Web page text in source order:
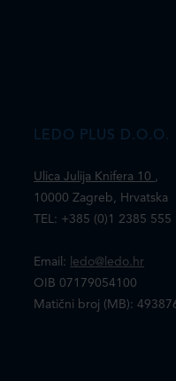
LEDO PLUS D.O.O.
Ulica Julija Knifera 10 ,
10000 Zagreb, Hrvatska
TEL: +385 (0)1 2385 555
Email:
ledo@ledo.hr
OIB 07179054100
Matični broj (MB):